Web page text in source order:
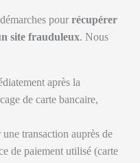
pour récupérer
site frauduleux. Nous
après la
de carte bancaire,
transaction auprès de
de paiement utilisé (carte